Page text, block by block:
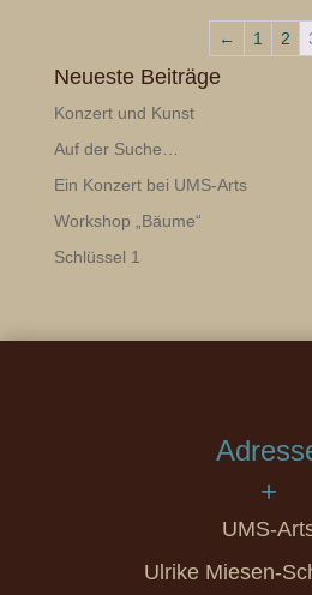
← 1 2
Neueste Beiträge
Konzert und Kunst
Auf der Suche…
Ein Konzert bei UMS-Arts
Workshop „Bäume“
Schlüssel 1
+
UMS-
Ulrike Miesen-